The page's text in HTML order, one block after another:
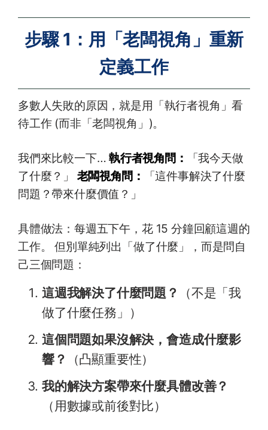
步驟 1：用「老闆視角」重新
定義工作
多數人失敗的原因，就是用「執行者視角」看
待工作 (而非「老闆視角」)。
我們來比較一下…執行者視角問：
「我今天做
了什麼？」 老闆視角問：
「這件事解決了什麼
問題？帶來什麼價值？」
具體做法：每週五下午，花 15 分鐘回顧這週的
工作。 但別單純列出「做了什麼」，而是問自
己三個問題：
這週我解決了什麼問題？
（不是「我
做了什麼任務」）
這個問題如果沒解決，會造成什麼影
響？
（凸顯重要性）
我的解決方案帶來什麼具體改善？
（用數據或前後對比）